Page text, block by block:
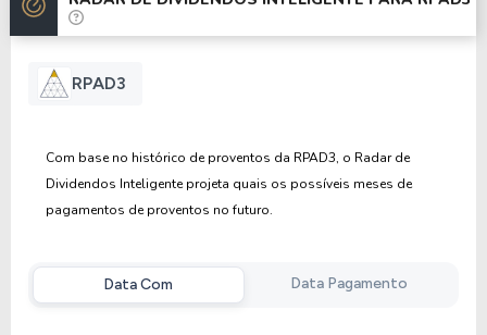
RPAD3
Com base no histórico de proventos da RPAD3, o Radar de
Dividendos Inteligente projeta quais os possíveis meses de
pagamentos de proventos no futuro.
Data Com Data Pagamento